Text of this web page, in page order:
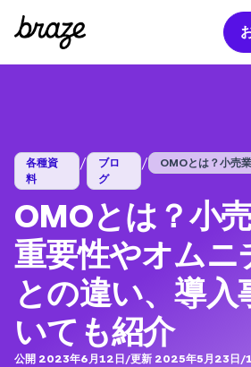
各種資
料
/
ブロ
グ
/
OMOとは？小
重要性やオムニ
との違い、導入
いても紹介
公開 2023年6月12日/更新 2025年5月23日/